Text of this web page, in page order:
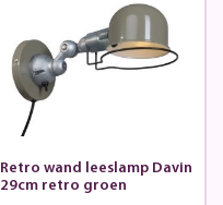
Retro wand leeslamp Davin
29cm retro groen